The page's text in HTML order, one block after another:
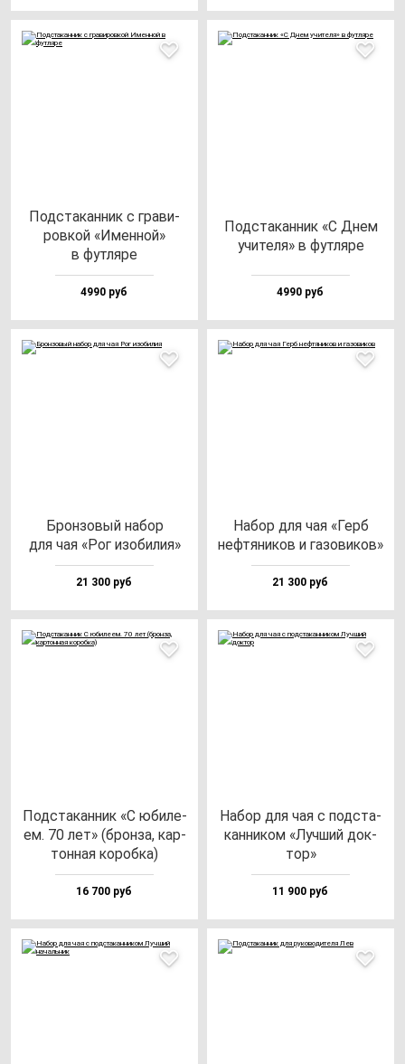
Под­ста­кан­ник с гра­ви­
ров­кой «Имен­ной»
в фут­ля­ре
4990 руб
Под­ста­кан­ник «С Днем
учи­те­ля» в фут­ля­ре
4990 руб
Брон­зо­вый на­бор
для чая «Рог изо­би­лия»
21 300 руб
Набор для чая «Герб
неф­тя­ни­ков и га­зо­ви­ков»
21 300 руб
Под­ста­кан­ник «С юби­ле­
ем. 70 лет» (брон­за, кар­
тон­ная ко­роб­ка)
16 700 руб
Набор для чая с под­ста­
кан­ни­ком «Луч­ший док­
тор»
11 900 руб